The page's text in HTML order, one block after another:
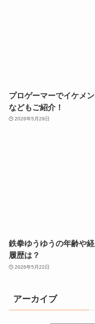
プロゲーマーでイケメ
などもご紹介！
2026年5月29日
鉄拳ゆうゆうの年齢や
履歴は？
2026年5月22日
アーカイブ